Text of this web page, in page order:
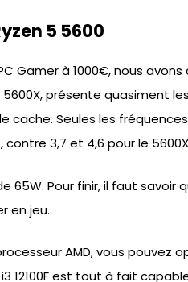
5 5600
Gamer à 1000€, nous avons
présente quasiment
cache. Seules les
, contre 3,7 et 4,6 pour le
65W. Pour finir, il faut
en jeu.
AMD, vous pouvez
12100F est tout à fait